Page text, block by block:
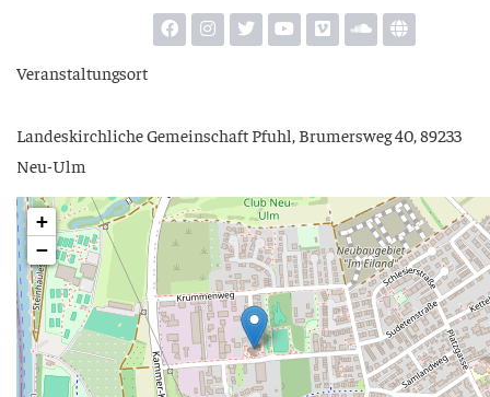
Ver­an­stal­tungs­ort
Lan­des­kirch­li­che Gemein­schaft Pfuhl, Bru­mers­weg 40, 89233
Neu-Ulm
+
−